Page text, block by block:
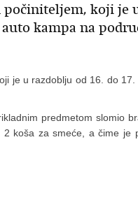
koji je u
kampa na
je u razdoblju od 16. do
predmetom slomio
koša za smeće, a čime je